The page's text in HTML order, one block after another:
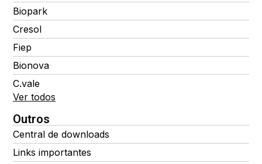
Biopark
Cresol
Fiep
Bionova
C.vale
Ver todos
Outros
Central de downloads
Links importantes